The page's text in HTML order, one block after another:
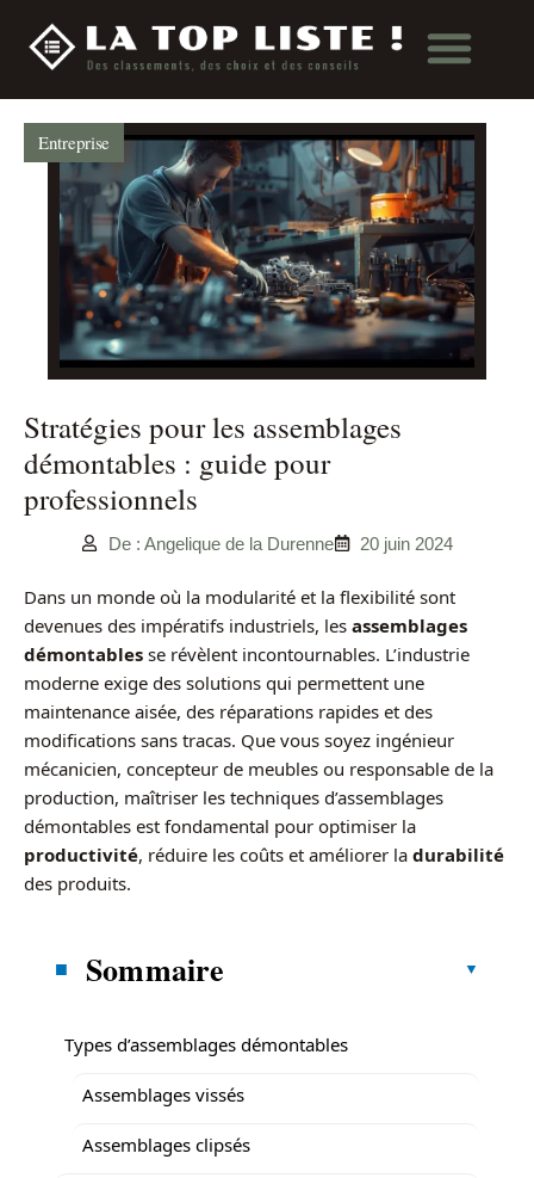
Entreprise
Stratégies pour les assemblages
démontables : guide pour
professionnels
De : Angelique de la Durenne 20 juin 2024
Dans un monde où la modularité et la flexibilité sont
devenues des impératifs industriels, les assemblages
démontables se révèlent incontournables. L’industrie
moderne exige des solutions qui permettent une
maintenance aisée, des réparations rapides et des
modifications sans tracas. Que vous soyez ingénieur
mécanicien, concepteur de meubles ou responsable de la
production, maîtriser les techniques d’assemblages
démontables est fondamental pour optimiser la
productivité, réduire les coûts et améliorer la durabilité
des produits.
Sommaire
Types d’assemblages démontables
Assemblages vissés
Assemblages clipsés